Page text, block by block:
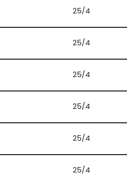
25/4
25/4
25/4
25/4
25/4
25/4